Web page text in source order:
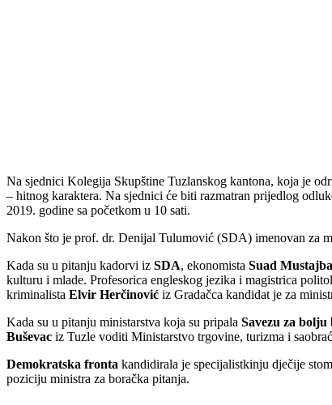
Na sjednici Kolegija Skupštine Tuzlanskog kantona, koja je
– hitnog karaktera. Na sjednici će biti razmatran prijedlog
2019. godine sa početkom u 10 sati.
Nakon što je prof. dr. Denijal Tulumović (SDA) imenovan za
Kada su u pitanju kadorvi iz SDA, ekonomista Suad
kulturu i mlade. Profesorica engleskog jezika i magistrica
kriminalista Elvir Herčinović iz Gradačca kandidat je za
Kada su u pitanju ministarstva koja su pripala Savezu za bolju
Buševac iz Tuzle voditi Ministarstvo trgovine, turizma i
Demokratska fronta kandidirala je specijalistkinju dječije
poziciju ministra za boračka pitanja.